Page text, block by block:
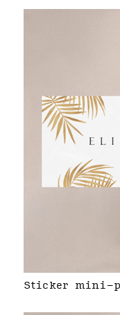
Sticker mini-